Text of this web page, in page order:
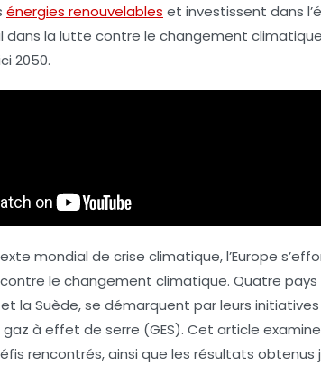
énergies renouvelables et investissent dans l’
dans la lutte contre le changement climatique
2050.
mondial de crise climatique, l’Europe
le changement climatique. Quatre pays
la Suède, se démarquent par leurs
à effet de serre (GES). Cet article
rencontrés, ainsi que les résultats obtenus